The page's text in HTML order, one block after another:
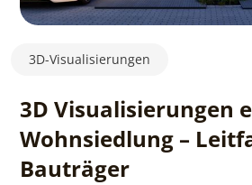
3D-Visualisierungen
3D Visualisierungen
Wohnsiedlung –
Bauträger